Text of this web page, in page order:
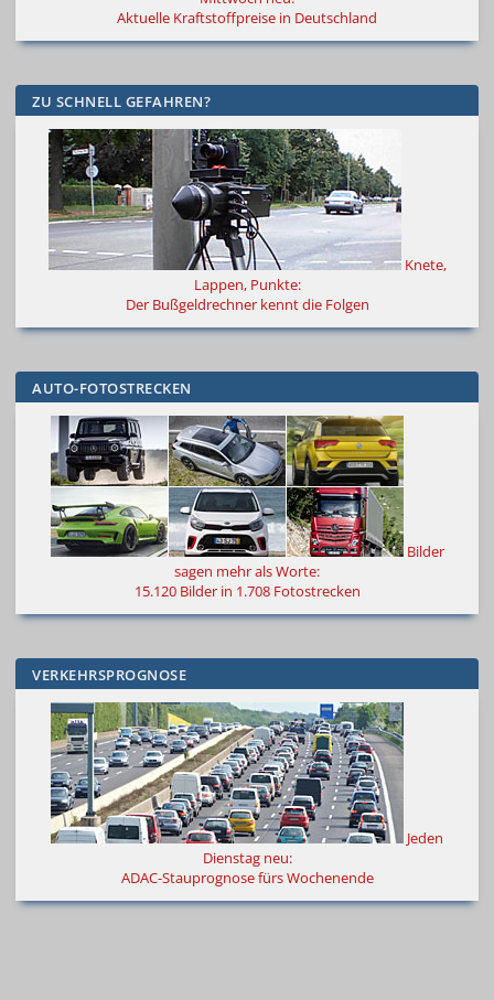
Aktuelle Kraftstoffpreise in Deutschland
ZU SCHNELL GEFAHREN?
Knete,
Lappen, Punkte:
Der Bußgeldrechner kennt die Folgen
AUTO-FOTOSTRECKEN
Bilder
sagen mehr als Worte:
15.120 Bilder in 1.708 Fotostrecken
VERKEHRSPROGNOSE
Jeden
Dienstag neu:
ADAC-Stauprognose fürs Wochenende